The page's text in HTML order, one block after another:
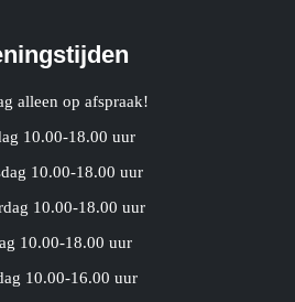
alleen op afspraak!
10.00-18.00 uur
10.00-18.00 uur
10.00-18.00 uur
10.00-18.00 uur
10.00-16.00 uur